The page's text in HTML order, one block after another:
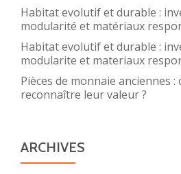
Habitat evolutif et durable :
modularité et matériaux
Habitat evolutif et durable :
modularite et materiaux
Pièces de monnaie anciennes :
reconnaître leur valeur ?
ARCHIVES